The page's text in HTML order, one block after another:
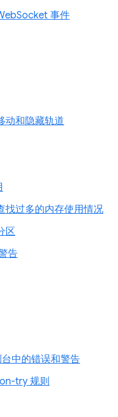
事件
动和隐藏轨道
找过多的内存使用情况
区
告
中的错误和警告
try 规则